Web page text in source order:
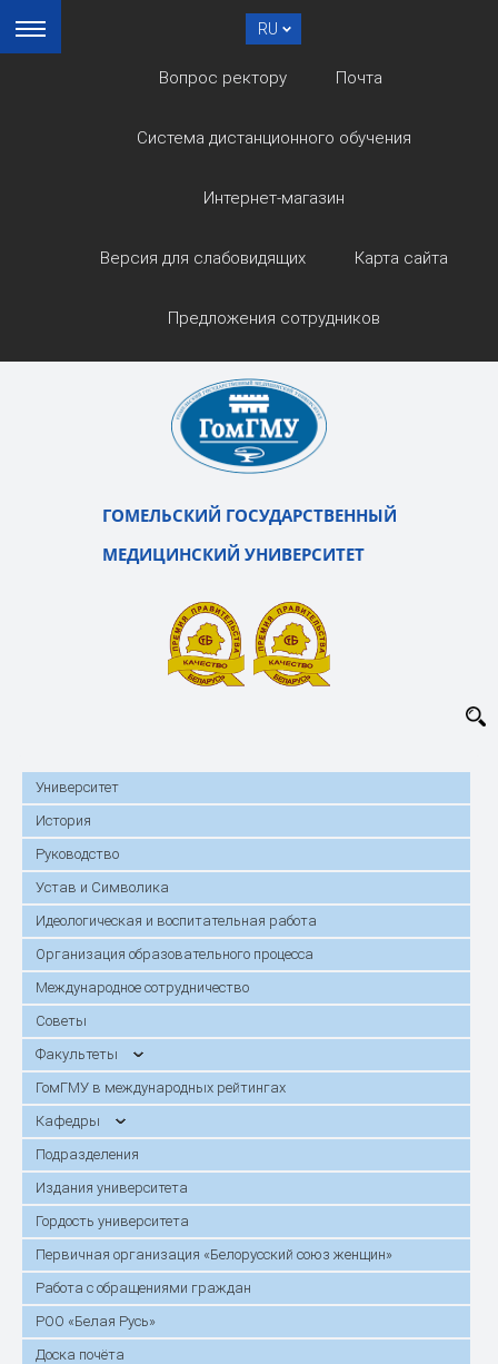
RU
Вопрос ректору Почта
Система дистанционного обучения
Интернет-магазин
Версия для слабовидящих Карта сайта
Предложения сотрудников
ГОМЕЛЬСКИЙ ГОСУДАРСТВЕННЫЙ
МЕДИЦИНСКИЙ УНИВЕРСИТЕТ
Университет
История
Руководство
Устав и Символика
Идеологическая и воспитательная работа
Организация образовательного процесса
Международное сотрудничество
Советы
Факультеты
ГомГМУ в международных рейтингах
Кафедры
Подразделения
Издания университета
Гордость университета
Первичная организация «Белорусский союз женщин»
Работа с обращениями граждан
РОО «Белая Русь»
Доска почёта